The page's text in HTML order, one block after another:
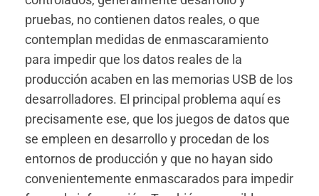
pruebas, no contienen datos reales, o que
contemplan medidas de enmascaramiento
para impedir que los datos reales de la
producción acaben en las memorias USB de los
desarrolladores. El principal problema aquí es
precisamente ese, que los juegos de datos que
se empleen en desarrollo y procedan de los
entornos de producción y que no hayan sido
convenientemente enmascarados para impedir